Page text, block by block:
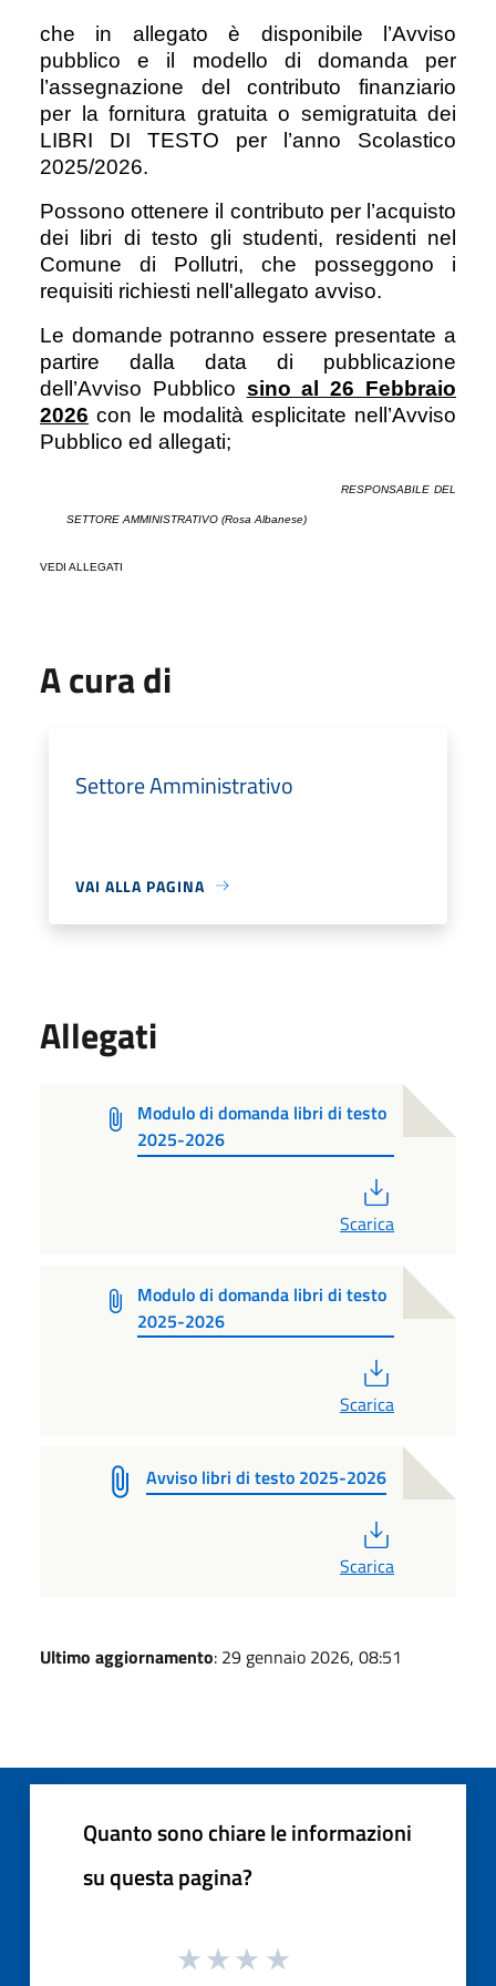
che in allegato è disponibile l’Avviso
pubblico e il modello di domanda per
l’assegnazione del contributo finanziario
per la fornitura gratuita o semigratuita dei
LIBRI DI TESTO per l’anno Scolastico
2025/2026.
Possono ottenere il contributo per l’acquisto
dei libri di testo gli studenti, residenti nel
Comune di Pollutri, che posseggono i
requisiti richiesti nell'allegato avviso.
Le domande potranno essere presentate a
partire dalla data di pubblicazione
dell’Avviso Pubblico sino al 26 Febbraio
2026 con le modalità esplicitate nell’Avviso
Pubblico ed allegati;
RESPONSABILE DEL
SETTORE AMMINISTRATIVO (Rosa Albanese)
VEDI ALLEGATI
A cura di
Settore Amministrativo
VAI ALLA PAGINA
Allegati
Modulo di domanda libri di testo
2025-2026
Scarica
Modulo di domanda libri di testo
2025-2026
Scarica
Avviso libri di testo 2025-2026
Scarica
Ultimo aggiornamento: 29 gennaio 2026, 08:51
Quanto sono chiare le informazioni
su questa pagina?